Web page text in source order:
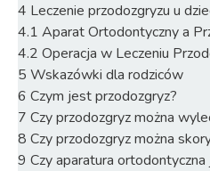
4 Leczenie przodozgryzu u
4.1 Aparat Ortodontyczny a
4.2 Operacja w Leczeniu
5 Wskazówki dla rodziców
6 Czym jest przodozgryz?
7 Czy przodozgryz można
8 Czy przodozgryz można
9 Czy aparatura